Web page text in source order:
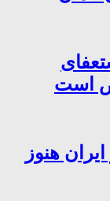
است
هنوز